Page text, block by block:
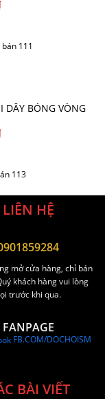
111
DÂY BÓNG VÒNG
113
LIÊN HỆ
mở cửa hàng, chỉ bán
khách hàng vui lòng
trước khi qua.
FANPAGE
FB.COM/DOCHOISM
BÀI VIẾT